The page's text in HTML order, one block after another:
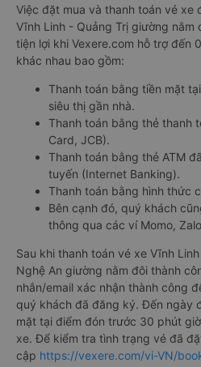
Việc đặt mua và thanh toán vé xe
Vĩnh Linh - Quảng Trị giường nằm
tiện lợi khi Vexere.com hỗ trợ đến
khác nhau bao gồm:
Thanh toán bằng tiền mặt
siêu thị gần nhà.
Thanh toán bằng thẻ thanh
Card, JCB).
Thanh toán bằng thẻ ATM
tuyến (Internet Banking).
Thanh toán bằng hình thức
Bên cạnh đó, quý khách
thông qua các ví Momo,
Sau khi thanh toán vé xe Vĩnh
Nghệ An giường nằm đôi thành
nhắn/email xác nhận thành công
quý khách đã đăng ký. Đến ngày
mặt tại điểm đón trước 30 phút
xe. Để kiểm tra tình trạng vé đã
cập https://vexere.com/vi-VN/